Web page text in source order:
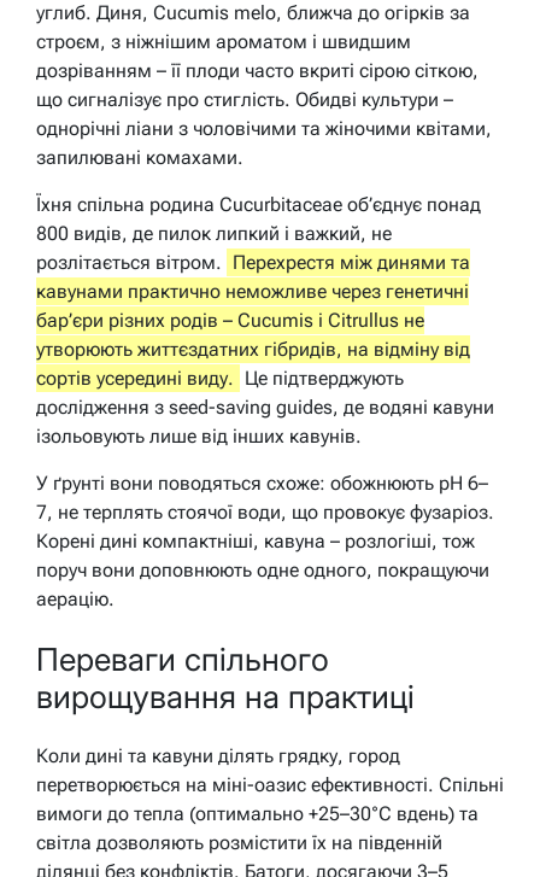
углиб. Диня, Cucumis melo, ближча до огірків за
строєм, з ніжнішим ароматом і швидшим
дозріванням – її плоди часто вкриті сірою сіткою,
що сигналізує про стиглість. Обидві культури –
однорічні ліани з чоловічими та жіночими квітами,
запилювані комахами.
Їхня спільна родина Cucurbitaceae об’єднує понад
800 видів, де пилок липкий і важкий, не
розлітається вітром. Перехрестя між динями та
кавунами практично неможливе через генетичні
бар’єри різних родів – Cucumis і Citrullus не
утворюють життєздатних гібридів, на відміну від
сортів усередині виду. Це підтверджують
дослідження з seed-saving guides, де водяні кавуни
ізольовують лише від інших кавунів.
У ґрунті вони поводяться схоже: обожнюють pH 6–
7, не терплять стоячої води, що провокує фузаріоз.
Корені дині компактніші, кавуна – розлогіші, тож
поруч вони доповнюють одне одного, покращуючи
аерацію.
Переваги спільного
вирощування на практиці
Коли дині та кавуни ділять грядку, город
перетворюється на міні-оазис ефективності. Спільні
вимоги до тепла (оптимально +25–30°C вдень) та
світла дозволяють розмістити їх на південній
ділянці без конфліктів. Батоги, досягаючи 3–5